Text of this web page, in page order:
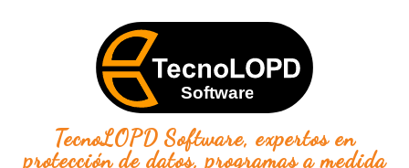
TecnoLOPD Software, expertos en
protección de datos, programas a medida